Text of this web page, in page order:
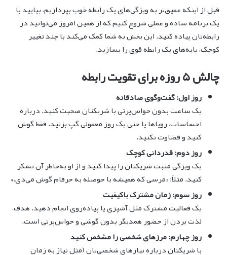
قبل از اینکه عمیق‌تر به ویژگی‌های یک رابطه خوب بپردازیم، بیایید با
یک برنامه ساده و عملی شروع کنیم که از همین امروز می‌توانید در
رابطه‌تان پیاده کنید. این بخش به شما کمک می‌کند با چند تغییر
کوچک، پایه‌های یک رابطه قوی را بسازید.
چالش ۵ روزه برای تقویت رابطه
روز اول: گفت‌وگوی صادقانه
یک ساعت بدون حواس‌پرتی با شریکتان صحبت کنید. درباره
احساسات، رویاها یا حتی یک روز معمولی گپ بزنید. فقط گوش
کنید و قضاوت نکنید.
روز دوم: قدردانی کوچک
یک ویژگی مثبت شریکتان را پیدا کنید و از او به‌خاطر آن تشکر
کنید. مثلاً: «مرسی که همیشه با حوصله به حرفام گوش می‌دی.»
روز سوم: زمان مشترک باکیفیت
یک فعالیت مشترک مثل آشپزی یا پیاده‌روی انجام دهید. هدف،
لذت بردن از حضور همدیگر بدون گوشی و حواس‌پرتی است.
روز چهارم: مرزهای شخصی را مشخص کنید
با شریکتان درباره نیازهای شخصی‌تان (مثل نیاز به زمان